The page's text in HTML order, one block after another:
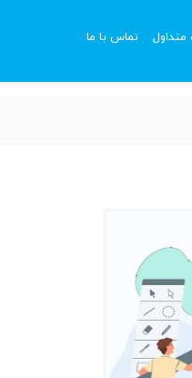
متداول تماس با ما